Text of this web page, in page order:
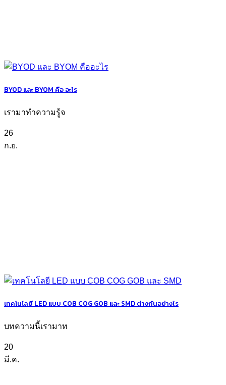
BYOD และ BYOM คือ อะไร
เรามาทำความรู้จ
26
ก.ย.
เทคโนโลยี LED แบบ COB COG GOB และ SMD ต่างกันอย่างไร
บทความนี้เรามาท
20
มี.ค.